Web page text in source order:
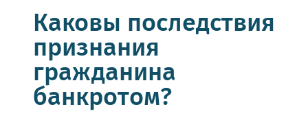
Каковы последствия
признания
гражданина
банкротом?